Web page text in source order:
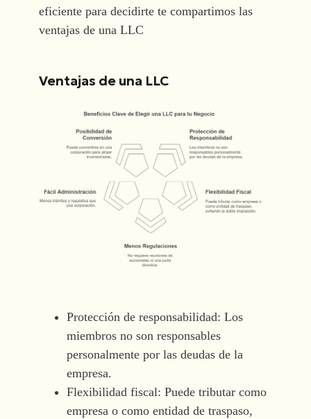
eficiente para decidirte te compartimos las
ventajas de una LLC
Ventajas de una LLC
Protección de responsabilidad: Los
miembros no son responsables
personalmente por las deudas de la
empresa.
Flexibilidad fiscal: Puede tributar como
empresa o como entidad de traspaso,